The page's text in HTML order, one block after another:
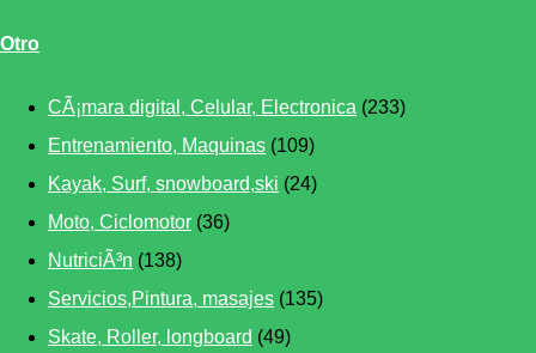
Otro
CÃ¡mara digital, Celular, Electronica (233)
Entrenamiento, Maquinas (109)
Kayak, Surf, snowboard,ski (24)
Moto, Ciclomotor (36)
NutriciÃ³n (138)
Servicios,Pintura, masajes (135)
Skate, Roller, longboard (49)